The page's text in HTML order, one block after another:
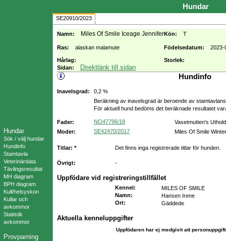
Hundar
Sök / välj hundar
Hundinfo
Stamtavla
Veterinärdata
Tävlingsresultat
MH diagram
BPH diagram
Kull/helsyskon
Kullar och
avkommor
Statistik
avkommor
Provparning
Hundar
SE20910/2023
Namn: Miles Of Smile Iceage JenniferKön: T
Ras: alaskan malamute Födelsedatum: 2023-
Hårlag:
Storlek:
Sidan:
Direktlänk till sidan
Hundinfo
Inavelsgrad:
0,2 %
Beräkning av inavelsgrad är beroende av
För aktuell hund bedöms det beräknade resultatet
Fader: NO47796/18
Vasetmutten's
Moder:
SE42470/2017 Miles Of Smile
Titlar: * Det finns inga registrerade titlar för hunden.
Övrigt: -
Uppfödare vid registreringstillfället
Kennel :
MILES OF SMILE
Namn:
Hansen Irene
Ort: Gäddede
Aktuella kenneluppgifter
Uppfödaren har ej medgivit att